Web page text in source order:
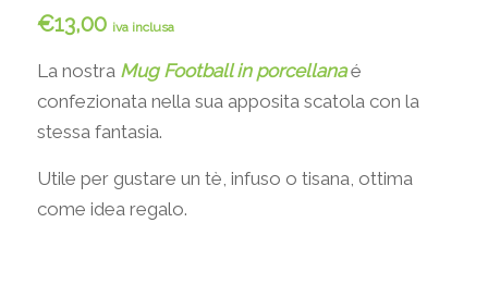
€13,00 iva inclusa
La nostra Mug Football in porcellanaé
confezionata nella sua apposita scatola con la
stessa fantasia.
Utile per gustare un tè, infuso o tisana, ottima
come idea regalo.